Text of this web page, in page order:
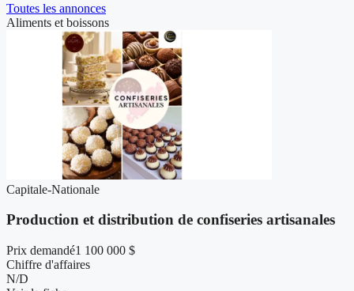
Toutes les annonces
Aliments et boissons
Capitale-Nationale
Production et distribution de confiseries artisanales
Prix demandé1 100 000 $
Chiffre d'affaires
N/D